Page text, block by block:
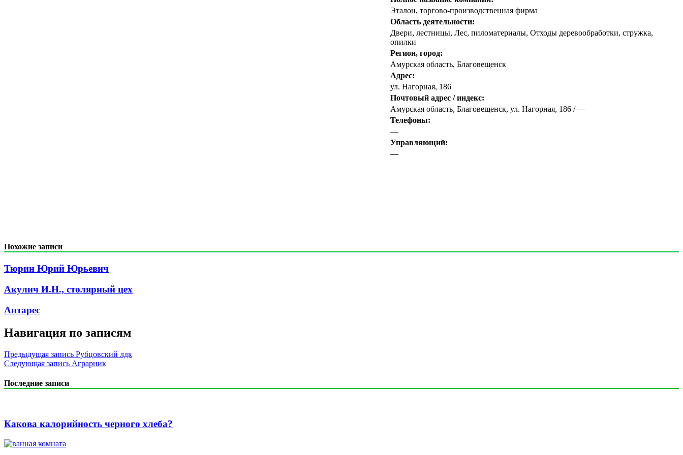
Эталон, торгово-производственная фирма
Область деятельности:
Двери, лестницы, Лес, пиломатериалы, Отходы деревообработки, стружка,
опилки
Регион, город:
Амурская область, Благовещенск
Адрес:
ул. Нагорная, 186
Почтовый адрес / индекс:
Амурская область, Благовещенск, ул. Нагорная, 186 / —
Телефоны:
—
Управляющий:
—
Похожие записи
Тюрин Юрий Юрьевич
Акулич И.Н., столярный цех
Антарес
Навигация по записям
Предыдущая запись Рубцовский лдк
Следующая запись Аграрник
Последние записи
Какова калорийность черного хлеба?